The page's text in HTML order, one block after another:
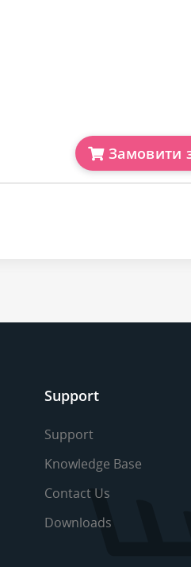
Замовити
Support
Support
Knowledge Base
Contact Us
Downloads